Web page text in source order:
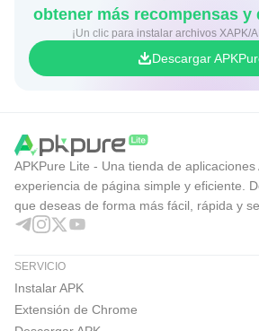
obtener más recompensas y
juegos
¡Un clic para instalar archivos XAPK/
Descargar
APKPure Lite - Una tienda de
experiencia de página simple y eficiente.
que deseas de forma más fácil, rápida y
SERVICIO
Instalar APK
Extensión de Chrome